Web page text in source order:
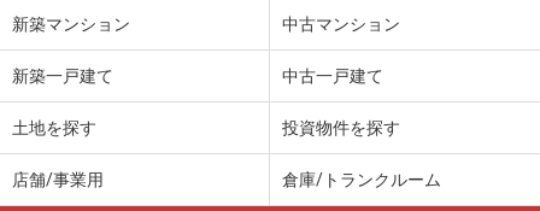
新築マンション 中古マンション
新築一戸建て 中古一戸建て
土地を探す 投資物件を探す
店舗/事業用 倉庫/トランクルーム